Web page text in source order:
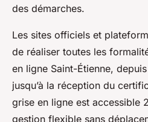
des démarches.
Les sites officiels et
de réaliser toutes les
en ligne Saint-Étienne,
jusqu’à la réception du
grise en ligne est accessible
gestion flexible sans